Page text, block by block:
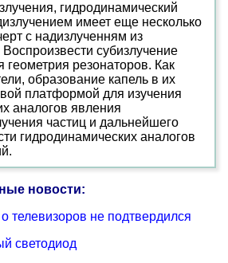
гидродинамический
имеет еще несколько
с надизлученням из
Воспроизвести субизлучение
геометрия резонаторов. Как
образование капель в их
платформой для изучения
аналогов явления
частиц и дальнейшего
гидродинамических аналогов
новости:
телевизоров не подтвердился
светодиод